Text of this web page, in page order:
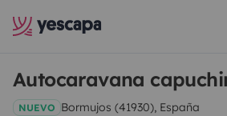
NUEVO Bormujos (41930), España